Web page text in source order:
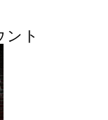
ント